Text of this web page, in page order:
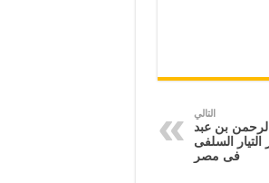
التالي
بن عبد
السلفى
فى مصر